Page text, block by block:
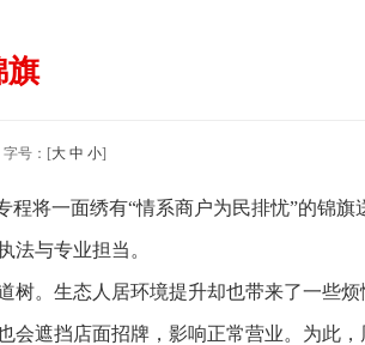
旗
号：[大 中 小]
将一面绣有“情系商户为民排忧”的锦旗
法与专业担当。
。生态人居环境提升却也带来了一些
遮挡店面招牌，影响正常营业。为此